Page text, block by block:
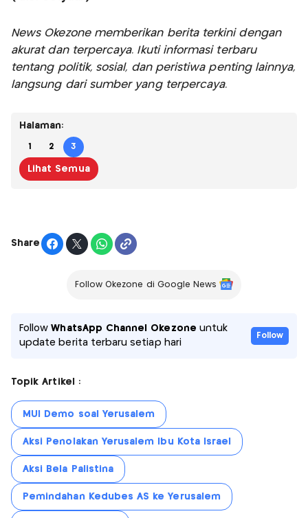
News Okezone memberikan berita terkini dengan
akurat dan terpercaya. Ikuti informasi terbaru
tentang politik, sosial, dan peristiwa penting lainnya,
langsung dari sumber yang terpercaya.
Halaman:
1 2 3
Lihat Semua
Share
Follow Okezone di Google News
FollowWhatsApp Channel Okezone untuk
update berita terbaru setiap hari
Follow
Topik Artikel :
MUI Demo soal Yerusalem
Aksi Penolakan Yerusalem Ibu Kota Israel
Aksi Bela Palistina
Pemindahan Kedubes AS ke Yerusalem